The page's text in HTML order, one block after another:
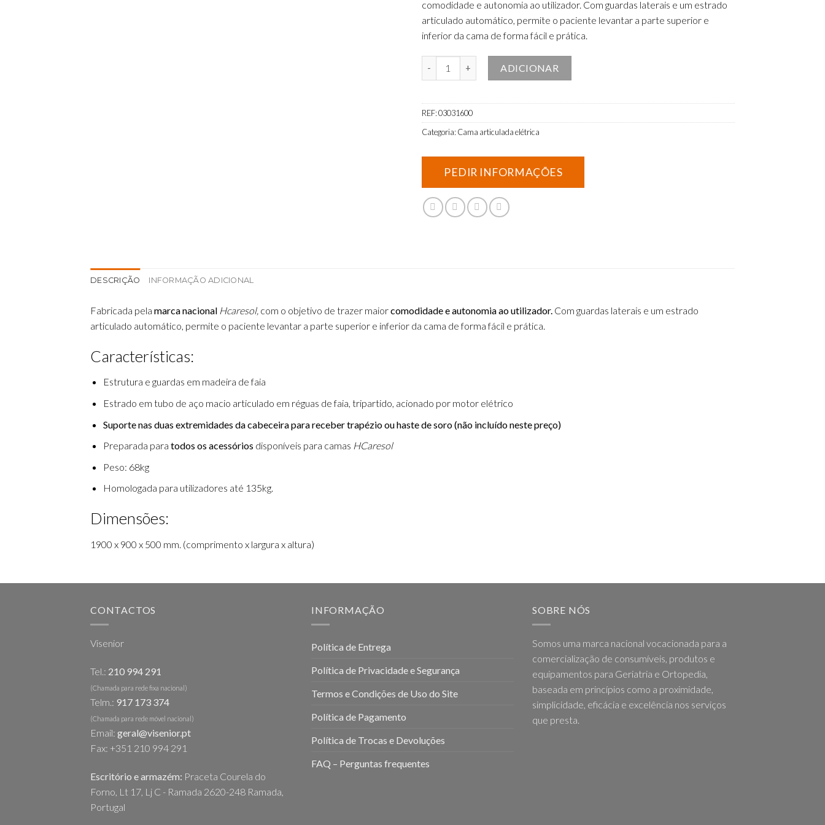
comodidade e autonomia ao utilizador. Com guardas laterais e um estrado
articulado automático, permite o paciente levantar a parte superior e
inferior da cama de forma fácil e prática.
ADICIONAR
REF:03031600
Categoria: Cama articulada elétrica
DESCRIÇÃO INFORMAÇÃO ADICIONAL
Fabricada pela marca nacional Hcaresol, com o objetivo de trazer maiorcomodidade e autonomia ao utilizador. Com guardas laterais e um estrado
articulado automático, permite o paciente levantar a parte superior e inferior da cama de forma fácil e prática.
Características:
Estrutura e guardas em madeira de faia
Estrado em tubo de aço macio articulado em réguas de faia, tripartido, acionado por motor elétrico
Suporte nas duas extremidades da cabeceira para receber trapézio ou haste de soro (não incluído neste preço)
Preparada para todos os acessórios disponíveis para camas HCaresol
Peso: 68kg
Homologada para utilizadores até 135kg.
Dimensões:
1900 x 900 x 500 mm. (comprimento x largura x altura)
CONTACTOS
Visenior
Tel.: 210 994 291
(Chamada para rede fixa nacional)
Telm.: 917 173 374
(Chamada para rede móvel nacional)
Email: geral@visenior.pt
Fax: +351 210 994 291
Escritório e armazém: Praceta Courela do
Forno, Lt 17, Lj C - Ramada 2620-248 Ramada,
Portugal
INFORMAÇÃO
Política de Entrega
Política de Privacidade e Segurança
Termos e Condições de Uso do Site
Política de Pagamento
Política de Trocas e Devoluções
FAQ – Perguntas frequentes
SOBRE NÓS
Somos uma marca nacional vocacionada para a
comercialização de consumíveis, produtos e
equipamentos para Geriatria e Ortopedia,
baseada em princípios como a proximidade,
simplicidade, eficácia e excelência nos serviços
que presta.